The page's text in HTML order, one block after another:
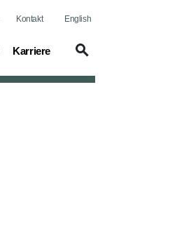
Kontakt English
Karriere
(current)